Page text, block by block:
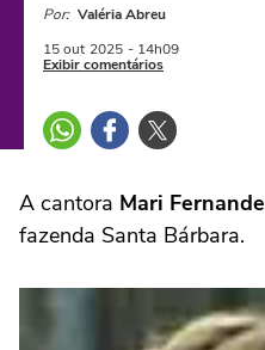
Por: Valéria Abreu
15 out 2025 - 14h09
Exibir comentários
A cantora Mari
fazenda Santa Bárbara.